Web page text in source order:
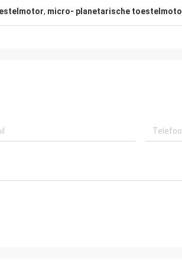
, micro- planetarische